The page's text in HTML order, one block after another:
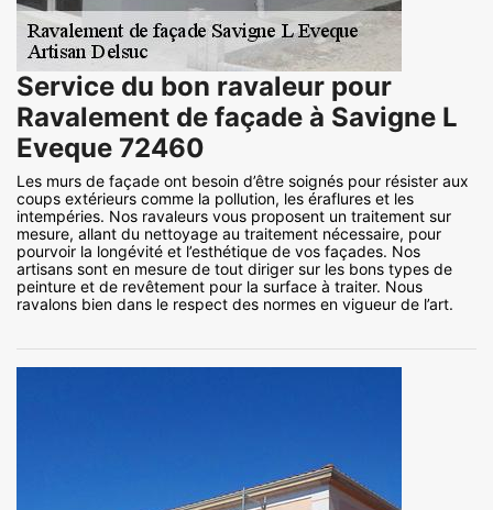
Service du bon ravaleur pour
Ravalement de façade à Savigne L
Eveque 72460
Les murs de façade ont besoin d’être soignés pour résister aux
coups extérieurs comme la pollution, les éraflures et les
intempéries. Nos ravaleurs vous proposent un traitement sur
mesure, allant du nettoyage au traitement nécessaire, pour
pourvoir la longévité et l’esthétique de vos façades. Nos
artisans sont en mesure de tout diriger sur les bons types de
peinture et de revêtement pour la surface à traiter. Nous
ravalons bien dans le respect des normes en vigueur de l’art.